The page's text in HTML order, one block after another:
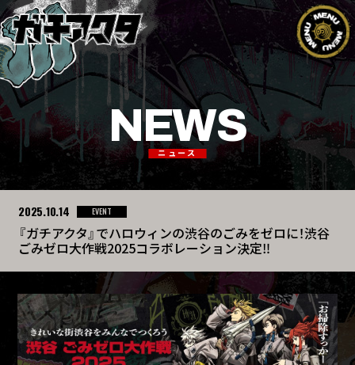
NEWS
ニュース
2025.10.14 EVENT
『ガチアクタ』でハロウィンの渋谷のごみをゼロに！渋谷
ごみゼロ大作戦2025コラボレーション決定‼